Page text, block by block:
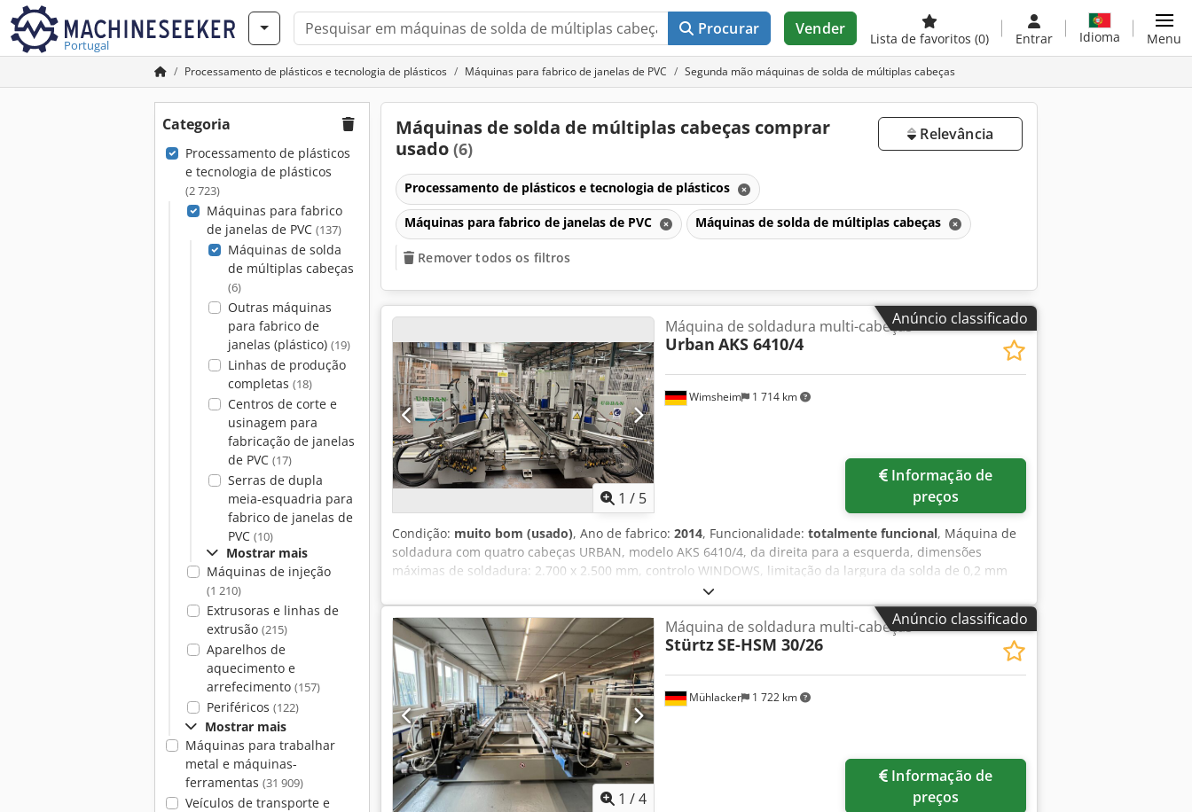
Portugal
Procurar Vender
Lista de favoritos (0) Entrar Idioma Menu
Processamento de plásticos e tecnologia de plásticos Máquinas para fabrico de janelas de PVC Segunda mão máquinas de solda de múltiplas cabeças
Categoria
Processamento de plásticos
e tecnologia de plásticos
(2 723)
Máquinas para fabrico
de janelas de PVC (137)
Máquinas de solda
de múltiplas cabeças
(6)
Outras máquinas
para fabrico de
janelas (plástico) (19)
Linhas de produção
completas (18)
Centros de corte e
usinagem para
fabricação de janelas
de PVC (17)
Serras de dupla
meia-esquadria para
fabrico de janelas de
PVC (10)
Mostrar mais
Máquinas de injeção
(1 210)
Extrusoras e linhas de
extrusão (215)
Aparelhos de
aquecimento e
arrefecimento (157)
Periféricos (122)
Mostrar mais
Máquinas para trabalhar
metal e máquinas-
ferramentas (31 909)
Veículos de transporte e
Máquinas de solda de múltiplas cabeças comprar
usado (6)
Relevância
Processamento de plásticos e tecnologia de plásticos
Máquinas para fabrico de janelas de PVC Máquinas de solda de múltiplas cabeças
Remover todos os filtros
Anúncio classificado
1 / 5
Wimsheim 1 714 km
Máquina de soldadura multi-cabeças
Urban AKS 6410/4
preços
Condição: muito bom (usado), Ano de fabrico: 2014, Funcionalidade: totalmente funcional, Máquina de
soldadura com quatro cabeças URBAN, modelo AKS 6410/4, da direita para a esquerda, dimensões
máximas de soldadura: 2.700 x 2.500 mm, controlo WINDOWS, limitação da largura da solda de 0,2 mm
para perfis coloridos, utilizada anteriormente em regime de um turno, tecnicamente revista e totalmente
funcional. Chodpfx Asznwq Tsftea
Anúncio classificado
1 /4
Mühlacker 1 722 km
Máquina de soldadura multi-cabeças
StürtzSE-HSM 30/26
preços